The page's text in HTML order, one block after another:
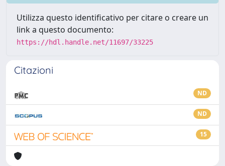
Utilizza questo identificativo per citare o creare un
link a questo documento:
https://hdl.handle.net/11697/33225
Citazioni
ND
ND
15